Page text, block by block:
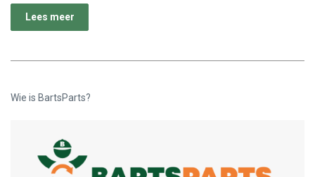
Lees meer
Wie is BartsParts?